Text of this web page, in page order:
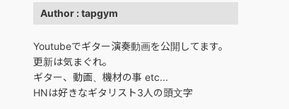
Author : tapgym
Youtubeでギター演奏動画を公開してます。
更新は気まぐれ。
ギター、動画、機材の事 etc...
HNは好きなギタリスト3人の頭文字